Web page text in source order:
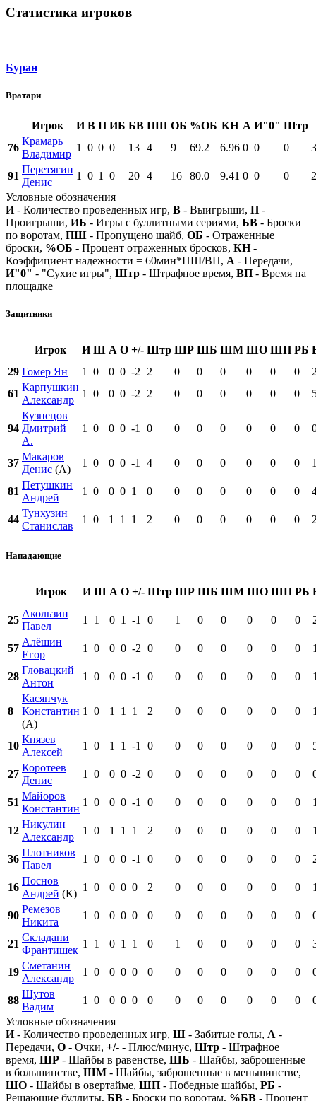
Статистика игроков
Буран
Вратари
Игрок И В П ИБ БВ ПШ ОБ %ОБ КН А И"0" Штр
76
Крамарь
Владимир
1 0 0 0 13 4 9 69.2 6.96 0 0 0
91
Перетягин
Денис
1 0 1 0 20 4 16 80.0 9.41 0 0 0
Условные обозначения
И- Количество проведенных игр, В - Выигрыши, П -
Проигрыши, ИБ - Игры с буллитными сериями, БВ - Броски
по воротам, ПШ - Пропущено шайб, ОБ - Отраженные
броски, %ОБ - Процент отраженных бросков, КН-
Коэффициент надежности = 60мин*ПШ/ВП, А - Передачи,
И"0" - "Сухие игры", Штр - Штрафное время, ВП - Время на
площадке
Защитники
Игрок И Ш А О +/- Штр ШР ШБ ШМ ШО ШП РБ
29 Гомер Ян 1 0 0 0 -2 2 0 0 0 0 0 0
61
Карпушкин
Александр
1 0 0 0 -2 2 0 0 0 0 0 0
94
Кузнецов
Дмитрий
А.
1 0 0 0 -1 0 0 0 0 0 0 0
37
Макаров
Денис (А)
1 0 0 0 -1 4 0 0 0 0 0 0
81
Петушкин
Андрей
1 0 0 0 1 0 0 0 0 0 0 0
44
Тунхузин
Станислав
1 0 1 1 1 2 0 0 0 0 0 0
Нападающие
Игрок И Ш А О +/- Штр ШР ШБ ШМ ШО ШП РБ
25
Акользин
Павел
1 1 0 1 -1 0 1 0 0 0 0 0
57
Алёшин
Егор
1 0 0 0 -2 0 0 0 0 0 0 0
28
Гловацкий
Антон
1 0 0 0 -1 0 0 0 0 0 0 0
8
Касянчук
Константин
(А)
1 0 1 1 1 2 0 0 0 0 0 0
10
Князев
Алексей
1 0 1 1 -1 0 0 0 0 0 0 0
27
Коротеев
Денис
1 0 0 0 -2 0 0 0 0 0 0 0
51
Майоров
Константин
1 0 0 0 -1 0 0 0 0 0 0 0
12
Никулин
Александр
1 0 1 1 1 2 0 0 0 0 0 0
36
Плотников
Павел
1 0 0 0 -1 0 0 0 0 0 0 0
16
Поснов
Андрей (К)
1 0 0 0 0 2 0 0 0 0 0 0
90
Ремезов
Никита
1 0 0 0 0 0 0 0 0 0 0 0
21
Складани
Франтишек
1 1 0 1 1 0 1 0 0 0 0 0
19
Сметанин
Александр
1 0 0 0 0 0 0 0 0 0 0 0
88
Шутов
Вадим
1 0 0 0 0 0 0 0 0 0 0 0
Условные обозначения
И- Количество проведенных игр, Ш - Забитые голы, А -
Передачи, О - Очки, +/- - Плюс/минус, Штр - Штрафное
время, ШР - Шайбы в равенстве, ШБ - Шайбы, заброшенные
в большинстве, ШМ - Шайбы, заброшенные в меньшинстве,
ШО - Шайбы в овертайме, ШП - Победные шайбы, РБ -
Решающие буллиты, БВ - Броски по воротам, %БВ - Процент